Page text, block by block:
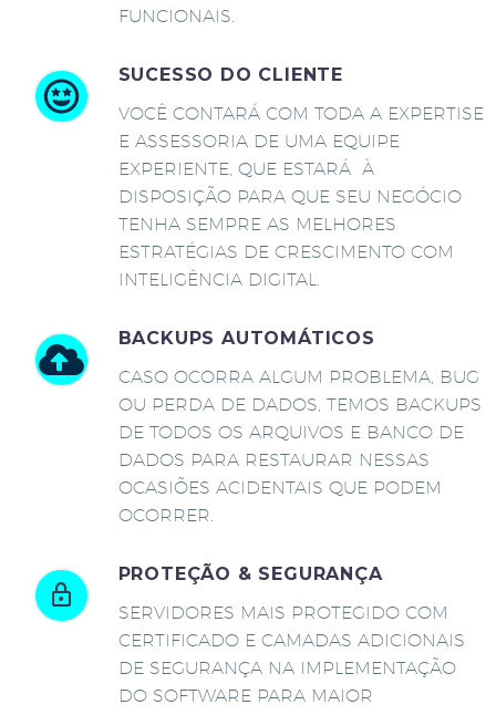
FUNCIONAIS.
SUCESSO DO CLIENTE
VOCÊ CONTARÁ COM TODA A EXPERTISE
E ASSESSORIA DE UMA EQUIPE
EXPERIENTE, QUE ESTARÁ À
DISPOSIÇÃO PARA QUE SEU NEGÓCIO
TENHA SEMPRE AS MELHORES
ESTRATÉGIAS DE CRESCIMENTO COM
INTELIGÊNCIA DIGITAL.
BACKUPS AUTOMÁTICOS
CASO OCORRA ALGUM PROBLEMA, BUG
OU PERDA DE DADOS, TEMOS BACKUPS
DE TODOS OS ARQUIVOS E BANCO DE
DADOS PARA RESTAURAR NESSAS
OCASIÕES ACIDENTAIS QUE PODEM
OCORRER.
PROTEÇÃO & SEGURANÇA
SERVIDORES MAIS PROTEGIDO COM
CERTIFICADO E CAMADAS ADICIONAIS
DE SEGURANÇA NA IMPLEMENTAÇÃO
DO SOFTWARE PARA MAIOR